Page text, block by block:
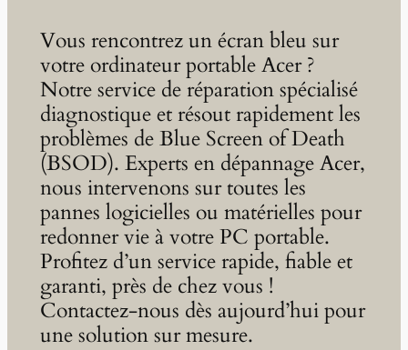
Vous rencontrez un écran bleu sur
votre ordinateur portable Acer ?
Notre service de réparation spécialisé
diagnostique et résout rapidement les
problèmes de Blue Screen of Death
(BSOD). Experts en dépannage Acer,
nous intervenons sur toutes les
pannes logicielles ou matérielles pour
redonner vie à votre PC portable.
Profitez d’un service rapide, fiable et
garanti, près de chez vous !
Contactez-nous dès aujourd’hui pour
une solution sur mesure.